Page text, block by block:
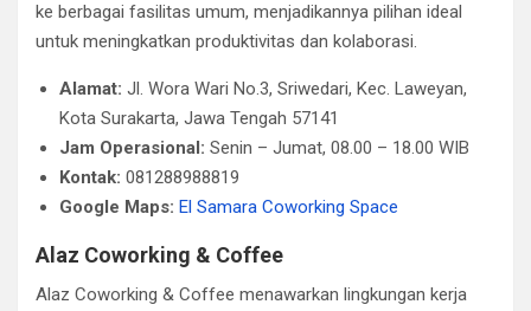
ke berbagai fasilitas umum, menjadikannya pilihan ideal
untuk meningkatkan produktivitas dan kolaborasi.
Alamat: Jl. Wora Wari No.3, Sriwedari, Kec. Laweyan,
Kota Surakarta, Jawa Tengah 57141
Jam Operasional: Senin – Jumat, 08.00 – 18.00 WIB
Kontak: 081288988819
Google Maps: El Samara Coworking Space
Alaz Coworking & Coffee
Alaz Coworking & Coffee menawarkan lingkungan kerja